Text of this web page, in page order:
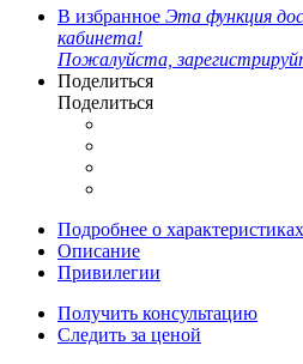
В избранное Эта функция
кабинета!
Пожалуйста,
Поделиться
Поделиться
Подробнее о характеристиках
Описание
Привилегии
Получить консультацию
Следить за ценой